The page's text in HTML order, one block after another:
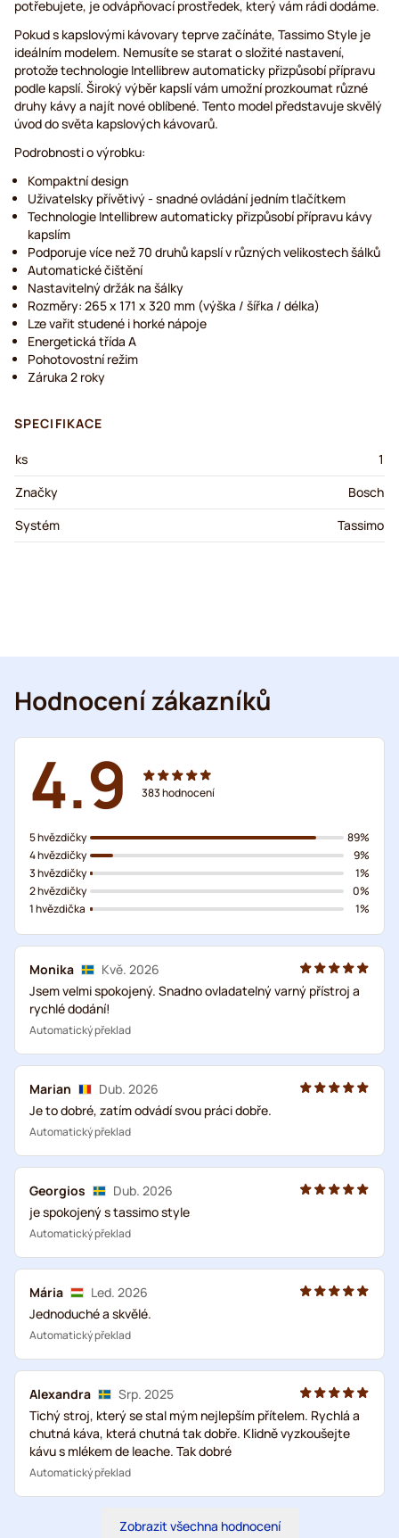
potřebujete, je odvápňovací prostředek, který vám rádi dodáme.
Pokud s kapslovými kávovary teprve začínáte, Tassimo Style je
ideálním modelem. Nemusíte se starat o složité nastavení,
protože technologie Intellibrew automaticky přizpůsobí přípravu
podle kapslí. Široký výběr kapslí vám umožní prozkoumat různé
druhy kávy a najít nové oblíbené. Tento model představuje skvělý
úvod do světa kapslových kávovarů.
Podrobnosti o výrobku:
Kompaktní design
Uživatelsky přívětivý - snadné ovládání jedním tlačítkem
Technologie Intellibrew automaticky přizpůsobí přípravu kávy
kapslím
Podporuje více než 70 druhů kapslí v různých velikostech šálků
Automatické čištění
Nastavitelný držák na šálky
Rozměry: 265 x 171 x 320 mm (výška / šířka / délka)
Lze vařit studené i horké nápoje
Energetická třída A
Pohotovostní režim
Záruka 2 roky
SPECIFIKACE
ks
1
Značky
Bosch
Systém
Tassimo
Hodnocení zákazníků
4.9 383hodnocení
5 hvězdičky
4 hvězdičky
3 hvězdičky
2 hvězdičky
1 hvězdička
89%
9%
1%
0%
1%
Monika
Kvě. 2026
Jsem velmi spokojený. Snadno ovladatelný varný přístroj a
rychlé dodání!
Automatický překlad
Marian
Dub. 2026
Je to dobré, zatím odvádí svou práci dobře.
Automatický překlad
Georgios
Dub. 2026
je spokojený s tassimo style
Automatický překlad
Mária
Led. 2026
Jednoduché a skvělé.
Automatický překlad
Alexandra
Srp. 2025
Tichý stroj, který se stal mým nejlepším přítelem. Rychlá a
chutná káva, která chutná tak dobře. Klidně vyzkoušejte
kávu s mlékem de leache. Tak dobré
Automatický překlad
Zobrazit všechna hodnocení